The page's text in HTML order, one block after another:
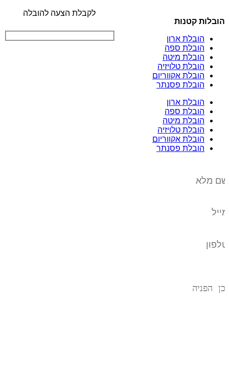
הובלות קטנות
הובלת ארון
הובלת ספה
הובלת מיטה
הובלת טלויזיה
הובלת אקווריום
הובלת פסנתר
הובלת ארון
הובלת ספה
הובלת מיטה
הובלת טלויזיה
הובלת אקווריום
הובלת פסנתר
לקבלת הצעה להובלה